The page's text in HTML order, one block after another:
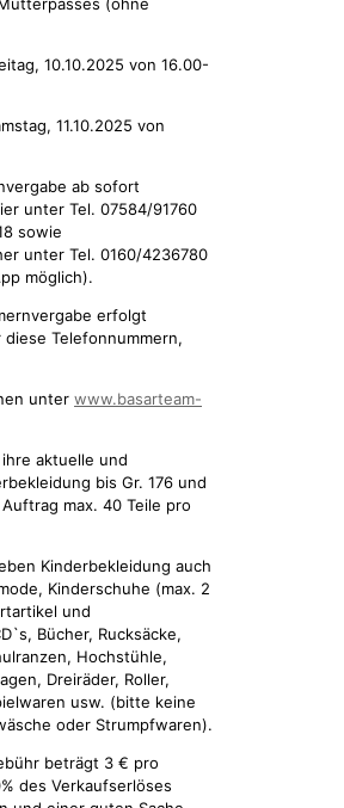
10.10.2025 von 16.00-
11.10.2025 von
ab sofort
unter Tel. 07584/91760
sowie
unter Tel. 0160/4236780
möglich).
erfolgt
Telefonnummern,
unter www.basarteam-
aktuelle und
bis Gr. 176 und
max. 40 Teile pro
Kinderbekleidung auch
Kinderschuhe (max. 2
und
Bücher, Rucksäcke,
Hochstühle,
Dreiräder, Roller,
usw. (bitte keine
oder Strumpfwaren).
beträgt 3 € pro
des Verkaufserlöses